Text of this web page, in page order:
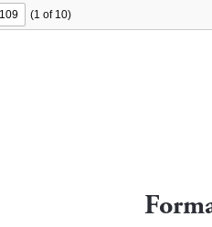
(1 of 10)